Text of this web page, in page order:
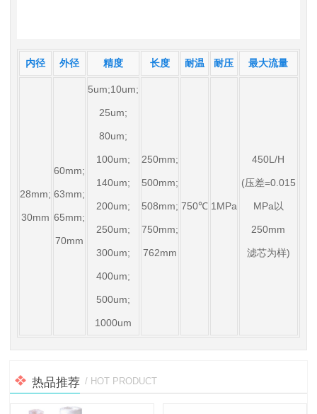
内径 外径 精度 长度 耐温 耐压 最大流量
28mm;
30mm
60mm;
63mm;
65mm;
70mm
5um;10um;
25um;
80um;
100um;
140um;
200um;
250um;
300um;
400um;
500um;
1000um
250mm;
500mm;
508mm;
750mm;
762mm
750℃ 1MPa
450L/H
(压差=0.015
MPa以
250mm
滤芯为样)
热品推荐 / HOT PRODUCT